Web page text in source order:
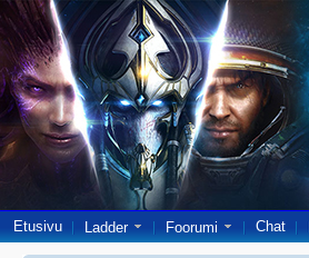
Etusivu Ladder Foorumi Chat